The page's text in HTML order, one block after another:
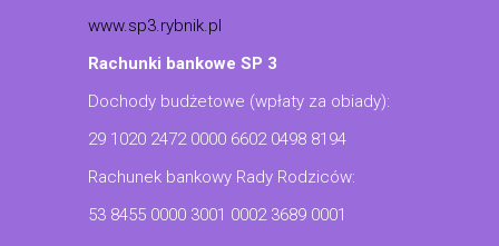
www.sp3.rybnik.pl
Rachunki bankowe SP 3
Dochody budżetowe (wpłaty za obiady):
29 1020 2472 0000 6602 0498 8194
Rachunek bankowy Rady Rodziców:
53 8455 0000 3001 0002 3689 0001